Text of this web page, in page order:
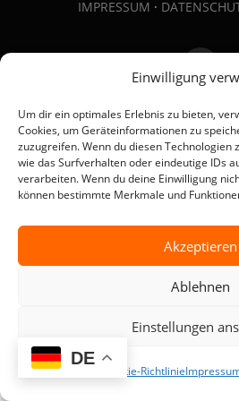
Einwilligung
Um dir ein optimales Erlebnis zu bieten,
Cookies, um Geräteinformationen zu
zuzugreifen. Wenn du diesen Technologien
wie das Surfverhalten oder eindeutige IDs
verarbeiten. Wenn du deine Einwilligung
können bestimmte Merkmale und
Akzeptieren
Ablehnen
Einstellungen
Cookie-Richtlinie
IMPRESSUM ·
Copyright © 2026
DE